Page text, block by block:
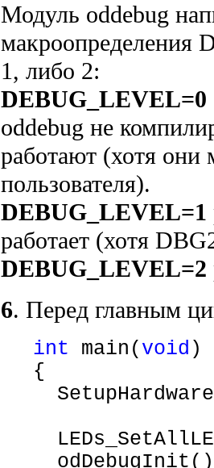
Модуль oddebug
макроопределения
1, либо 2:
DEBUG_LEVEL=0
oddebug не
работают (хотя они
пользователя).
DEBUG_LEVEL=1
работает (хотя
DEBUG_LEVEL=2
6. Перед главным
int main( void )
{